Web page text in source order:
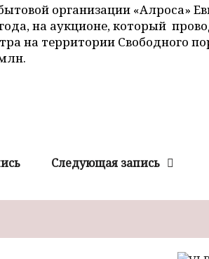
организации «Алроса»
на аукционе, который
на территории Свободного
Следующая запись